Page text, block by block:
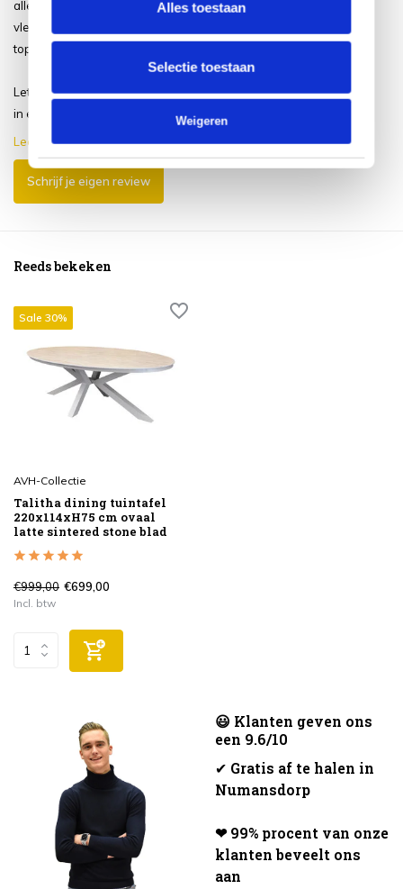
Alles toestaan
Selectie toestaan
Weigeren
alles mee zonder dat het krast of
vlekt of smelt. Dit is echt 1 van onze
topaankopen allertijden.
Let op de tafel is wel zwaar en bij het
in elkaar z...
Lees meer
Schrijf je eigen review
Reeds bekeken
Sale 30%
AVH-Collectie
Talitha dining tuintafel
220x114xH75 cm ovaal
latte sintered stone blad
€999,00 €699,00
Incl. btw
😃 Klanten geven ons
een 9.6/10
✔ Gratis af te halen in
Numansdorp
❤ 99% procent van onze
klanten beveelt ons
aan